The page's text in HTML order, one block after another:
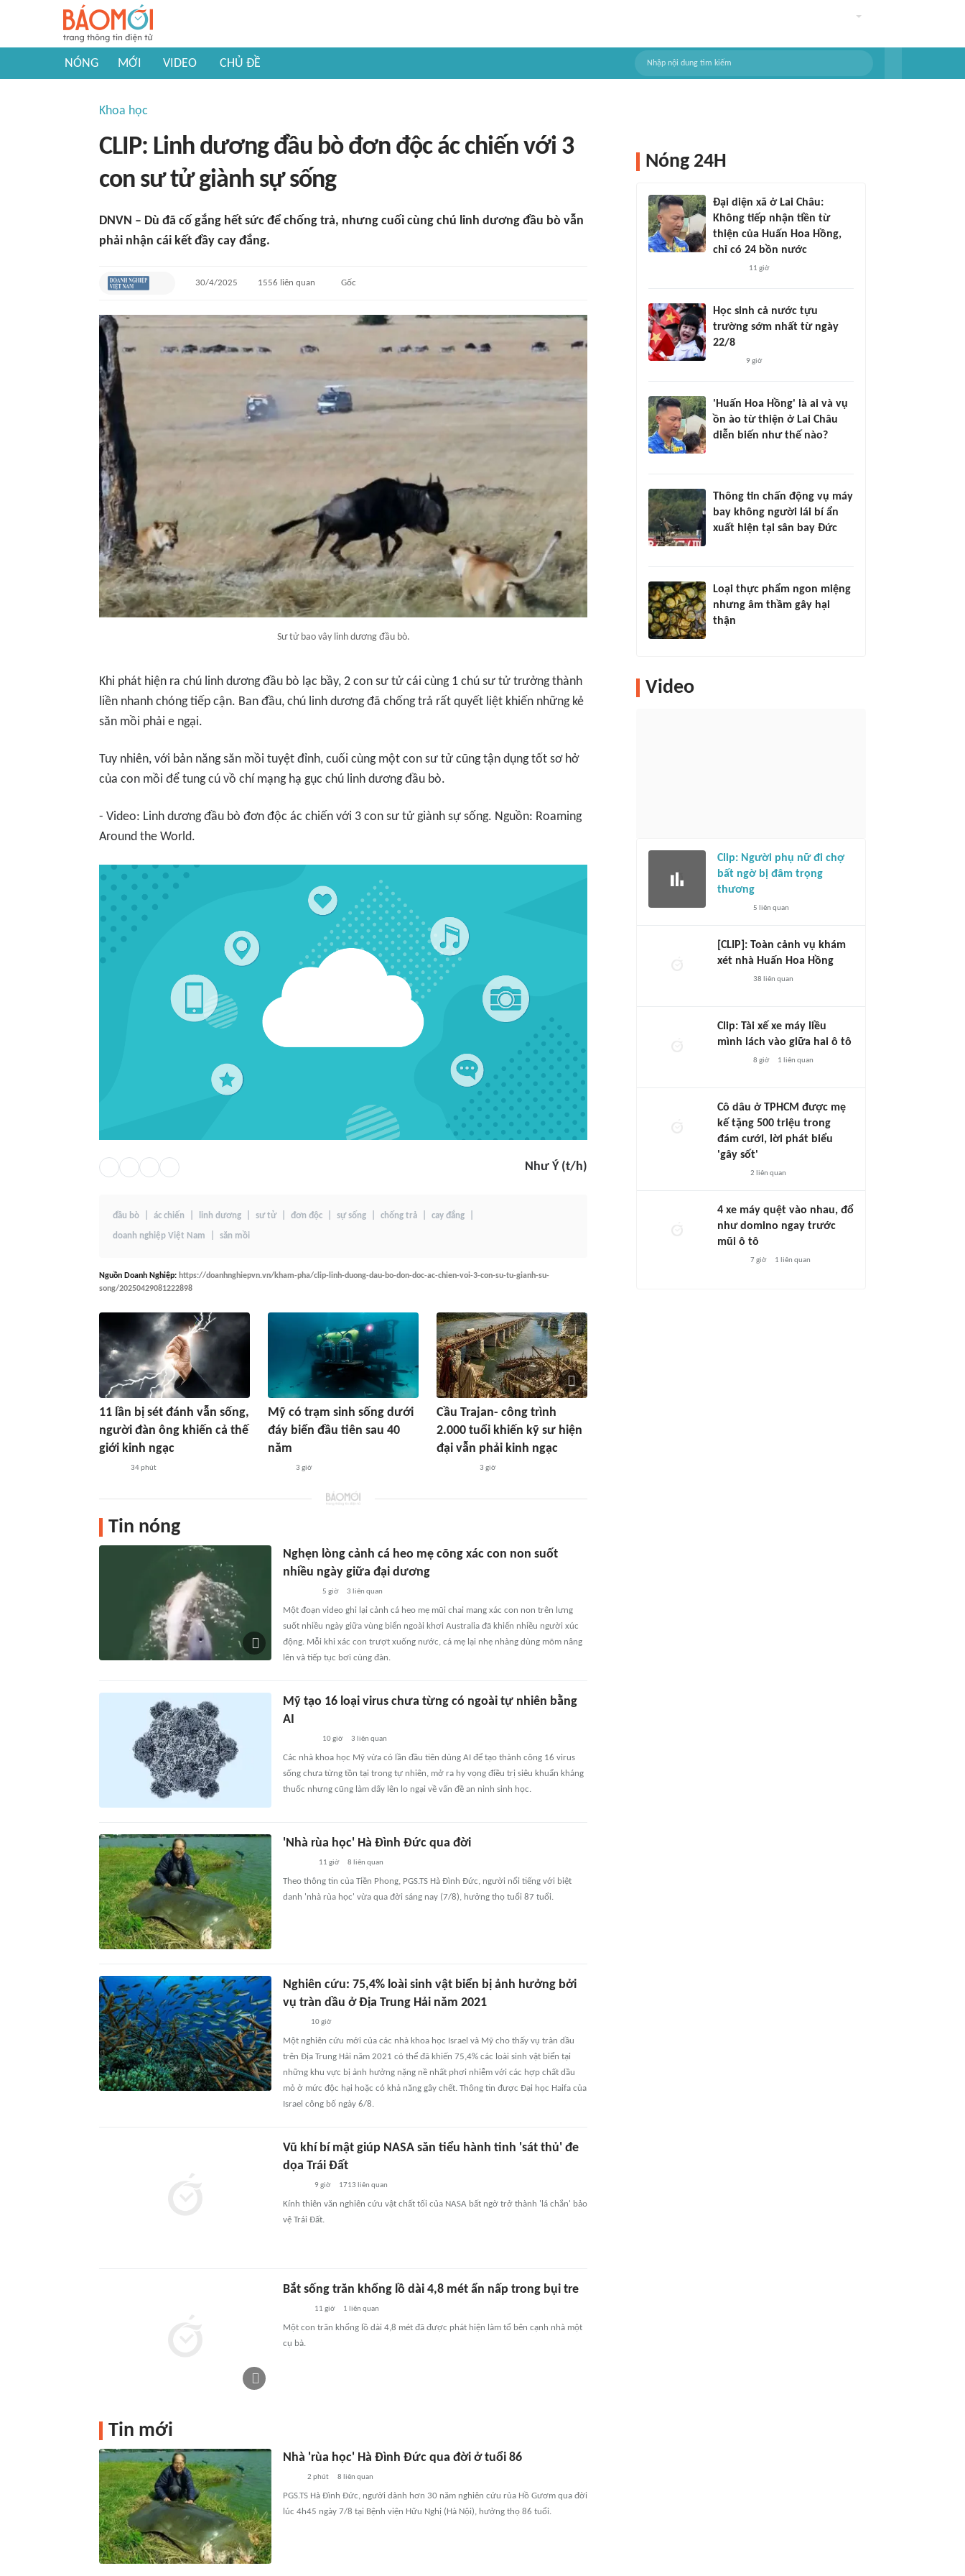
NÓNG MỚI VIDEO CHỦ ĐỀ
Khoa học
CLIP: Linh dương đầu bò đơn độc ác chiến với 3
con sư tử giành sự sống
DNVN – Dù đã cố gắng hết sức để chống trả, nhưng cuối cùng chú linh dương đầu bò vẫn
phải nhận cái kết đầy cay đắng.
30/4/2025 1556 liên quan Gốc
Sư tử bao vây linh dương đầu bò.
Khi phát hiện ra chú linh dương đầu bò lạc bầy, 2 con sư tử cái cùng 1 chú sư tử trưởng thành
liền nhanh chóng tiếp cận. Ban đầu, chú linh dương đã chống trả rất quyết liệt khiến những kẻ
săn mồi phải e ngại.
Tuy nhiên, với bản năng săn mồi tuyệt đỉnh, cuối cùng một con sư tử cũng tận dụng tốt sơ hở
của con mồi để tung cú vồ chí mạng hạ gục chú linh dương đầu bò.
- Video: Linh dương đầu bò đơn độc ác chiến với 3 con sư tử giành sự sống. Nguồn: Roaming
Around the World.
Như Ý (t/h)
đầu bò ác chiến linh dương sư tử đơn độc sự sống chống trả cay đắng
doanh nghiệp Việt Nam săn mồi
Nguồn Doanh Nghiệp: https://doanhnghiepvn.vn/kham-pha/clip-linh-duong-dau-bo-don-doc-ac-chien-voi-3-con-su-tu-gianh-su-
song/20250429081222898
11 lần bị sét đánh vẫn sống,
người đàn ông khiến cả thế
giới kinh ngạc
34 phút
Mỹ có trạm sinh sống dưới
đáy biển đầu tiên sau 40
năm
3 giờ
Cầu Trajan- công trình
2.000 tuổi khiến kỹ sư hiện
đại vẫn phải kinh ngạc
3 giờ
Tin nóng
Nghẹn lòng cảnh cá heo mẹ cõng xác con non suốt
nhiều ngày giữa đại dương
5 giờ 3 liên quan
Một đoạn video ghi lại cảnh cá heo mẹ mũi chai mang xác con non trên lưng
suốt nhiều ngày giữa vùng biển ngoài khơi Australia đã khiến nhiều người xúc
động. Mỗi khi xác con trượt xuống nước, cá mẹ lại nhẹ nhàng dùng mõm nâng
lên và tiếp tục bơi cùng đàn.
Mỹ tạo 16 loại virus chưa từng có ngoài tự nhiên bằng
AI
10 giờ 3 liên quan
Các nhà khoa học Mỹ vừa có lần đầu tiên dùng AI để tạo thành công 16 virus
sống chưa từng tồn tại trong tự nhiên, mở ra hy vọng điều trị siêu khuẩn kháng
thuốc nhưng cũng làm dấy lên lo ngại về vấn đề an ninh sinh học.
'Nhà rùa học' Hà Đình Đức qua đời
11 giờ 8 liên quan
Theo thông tin của Tiền Phong, PGS.TS Hà Đình Đức, người nổi tiếng với biệt
danh 'nhà rùa học' vừa qua đời sáng nay (7/8), hưởng thọ tuổi 87 tuổi.
Nghiên cứu: 75,4% loài sinh vật biển bị ảnh hưởng bởi
vụ tràn dầu ở Địa Trung Hải năm 2021
10 giờ
Một nghiên cứu mới của các nhà khoa học Israel và Mỹ cho thấy vụ tràn dầu
trên Địa Trung Hải năm 2021 có thể đã khiến 75,4% các loài sinh vật biển tại
những khu vực bị ảnh hưởng nặng nề nhất phơi nhiễm với các hợp chất dầu
mỏ ở mức độc hại hoặc có khả năng gây chết. Thông tin được Đại học Haifa của
Israel công bố ngày 6/8.
Vũ khí bí mật giúp NASA săn tiểu hành tinh 'sát thủ' đe
dọa Trái Đất
9 giờ 1713 liên quan
Kính thiên văn nghiên cứu vật chất tối của NASA bất ngờ trở thành 'lá chắn' bảo
vệ Trái Đất.
Bắt sống trăn khổng lồ dài 4,8 mét ẩn nấp trong bụi tre
11 giờ 1 liên quan
Một con trăn khổng lồ dài 4,8 mét đã được phát hiện làm tổ bên cạnh nhà một
cụ bà.
Tin mới
Nhà 'rùa học' Hà Đình Đức qua đời ở tuổi 86
2 phút 8 liên quan
PGS.TS Hà Đình Đức, người dành hơn 30 năm nghiên cứu rùa Hồ Gươm qua đời
lúc 4h45 ngày 7/8 tại Bệnh viện Hữu Nghị (Hà Nội), hưởng thọ 86 tuổi.
Nóng 24H
Đại diện xã ở Lai Châu:
Không tiếp nhận tiền từ
thiện của Huấn Hoa Hồng,
chỉ có 24 bồn nước
11 giờ
Học sinh cả nước tựu
trường sớm nhất từ ngày
22/8
9 giờ
'Huấn Hoa Hồng' là ai và vụ
ồn ào từ thiện ở Lai Châu
diễn biến như thế nào?
Thông tin chấn động vụ máy
bay không người lái bí ẩn
xuất hiện tại sân bay Đức
Loại thực phẩm ngon miệng
nhưng âm thầm gây hại
thận
Video
Clip: Người phụ nữ đi chợ
bất ngờ bị đâm trọng
thương
5 liên quan
[CLIP]: Toàn cảnh vụ khám
xét nhà Huấn Hoa Hồng
38 liên quan
Clip: Tài xế xe máy liều
mình lách vào giữa hai ô tô
8 giờ 1 liên quan
Cô dâu ở TPHCM được mẹ
kế tặng 500 triệu trong
đám cưới, lời phát biểu
'gây sốt'
2 liên quan
4 xe máy quệt vào nhau, đổ
như domino ngay trước
mũi ô tô
7 giờ 1 liên quan